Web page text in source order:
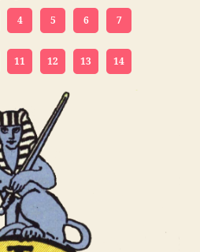
4 5 6 7
11 12 13 14